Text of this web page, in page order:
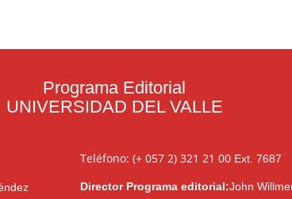
Programa Editorial
UNIVERSIDAD DEL VALLE
Teléfono: (+ 057 2) 321 21 00Ext. 7687
Director Programa editorial:John